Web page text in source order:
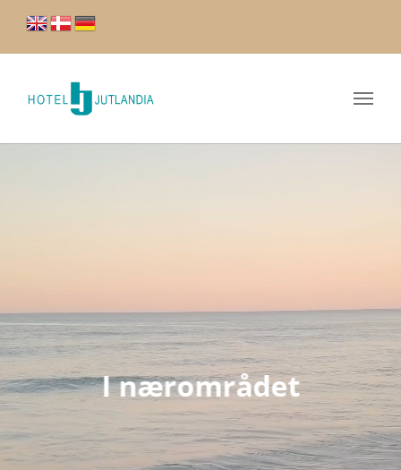
I nærområdet